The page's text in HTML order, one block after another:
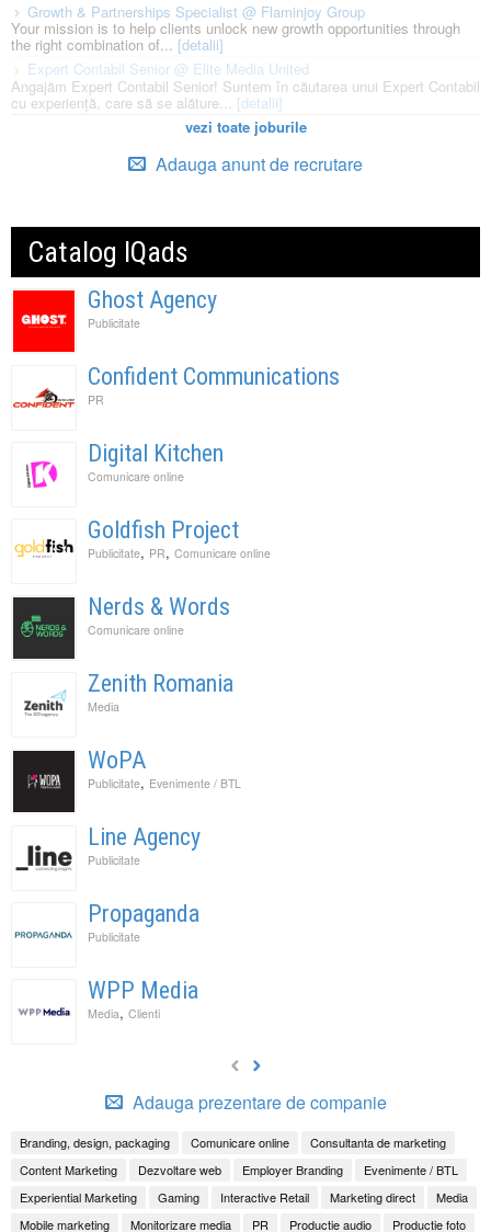
Growth & Partnerships Specialist @ Flaminjoy Group
Your mission is to help clients unlock new growth opportunities through
the right combination of... [detalii]
Expert Contabil Senior @ Elite Media United
Angajăm Expert Contabil Senior! Suntem în căutarea unui Expert Contabil
cu experiență, care să se alăture... [detalii]
vezi toate joburile
Adauga anunt de recrutare
Catalog IQads
Ghost Agency
Publicitate
Confident Communications
PR
Digital Kitchen
Comunicare online
Goldfish Project
Publicitate, PR, Comunicare online
Nerds & Words
Comunicare online
Zenith Romania
Media
WoPA
Publicitate, Evenimente / BTL
Line Agency
Publicitate
Propaganda
Publicitate
WPP Media
Media, Clienti
Adauga prezentare de companie
Branding, design, packaging Comunicare online
Consultanta de marketing
Content Marketing
Dezvoltare web Employer Branding
Evenimente / BTL
Experiential Marketing
Gaming Interactive Retail Marketing direct
Media
Mobile marketing
Monitorizare media PR Productie audio Productie foto